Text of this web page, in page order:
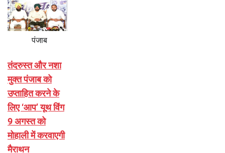
पंजाब
तंदरुस्त और नशा
मुक्त पंजाब को
उप्ताहित करने के
लिए ‘आप’ यूथ विंग
9 अगस्त को
मोहाली में करवाएगी
मैराथन